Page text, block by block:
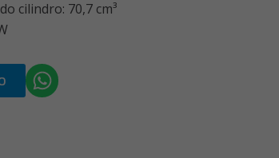
cilindro: 70,7 cm³